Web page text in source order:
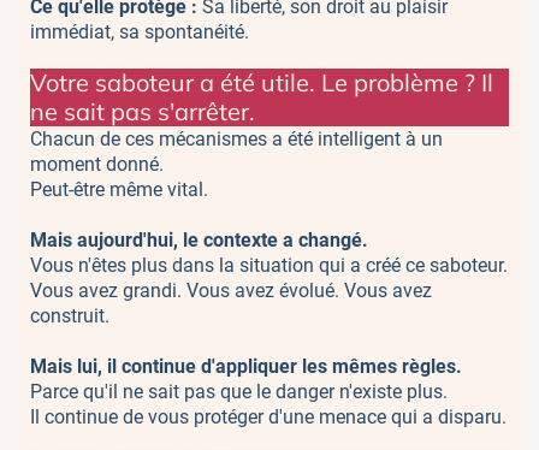
Ce qu'elle protège : Sa liberté, son droit au plaisir
immédiat, sa spontanéité.
Votre saboteur a été utile. Le problème ? Il
ne sait pas s'arrêter.
Chacun de ces mécanismes a été intelligent à un
moment donné.
Peut-être même vital.
Mais aujourd'hui, le contexte a changé.
Vous n'êtes plus dans la situation qui a créé ce saboteur.
Vous avez grandi. Vous avez évolué. Vous avez
construit.
Mais lui, il continue d'appliquer les mêmes règles.
Parce qu'il ne sait pas que le danger n'existe plus.
Il continue de vous protéger d'une menace qui a disparu.